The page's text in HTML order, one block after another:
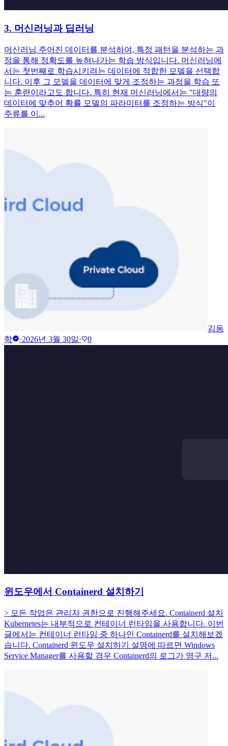
3. 머신러닝과 딥러닝
머신러닝 주어진 데이터를 분석하여, 특정 패턴을 분석하는 과
정을 통해 정확도를 높혀나가는 학습 방식입니다. 머신러닝에
서는 첫번째로 학습시키려는 데이터에 적합한 모델을 선택합
니다. 이후 그 모델을 데이터에 맞게 조정하는 과정을 학습 또
는 훈련이라고도 합니다. 특히 현재 머신러닝에서는 "대량의
데이터에 맞추어 확률 모델의 파라미터를 조정하는 방식"이
주류를 이...
김동
학verified·2026년 3월 30일·favorite0
윈도우에서 Containerd 설치하기
> 모든 작업은 관리자 권한으로 진행해주세요. Containerd 설치
Kubernetes는 내부적으로 컨테이너 런타임을 사용합니다. 이번
글에서는 컨테이너 런타임 중 하나인 Containerd를 설치해보겠
습니다. Containerd 윈도우 설치하기 설명에 따르면 Windows
Service Manager를 사용할 경우 Containerd의 로그가 영구 저...